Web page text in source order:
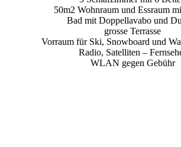
50m2 Wohnraum und Essraum
Bad mit Doppellavabo und
grosse Terrasse
Vorraum für Ski, Snowboard und
Radio, Satelliten –
WLAN gegen Gebühr